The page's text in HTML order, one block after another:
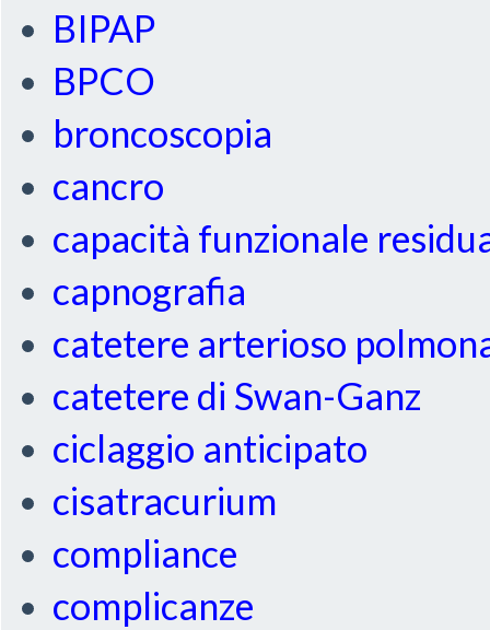
BIPAP
BPCO
broncoscopia
cancro
capacità funzionale
capnografia
catetere arterioso
catetere di Swan-Ganz
ciclaggio anticipato
cisatracurium
compliance
complicanze